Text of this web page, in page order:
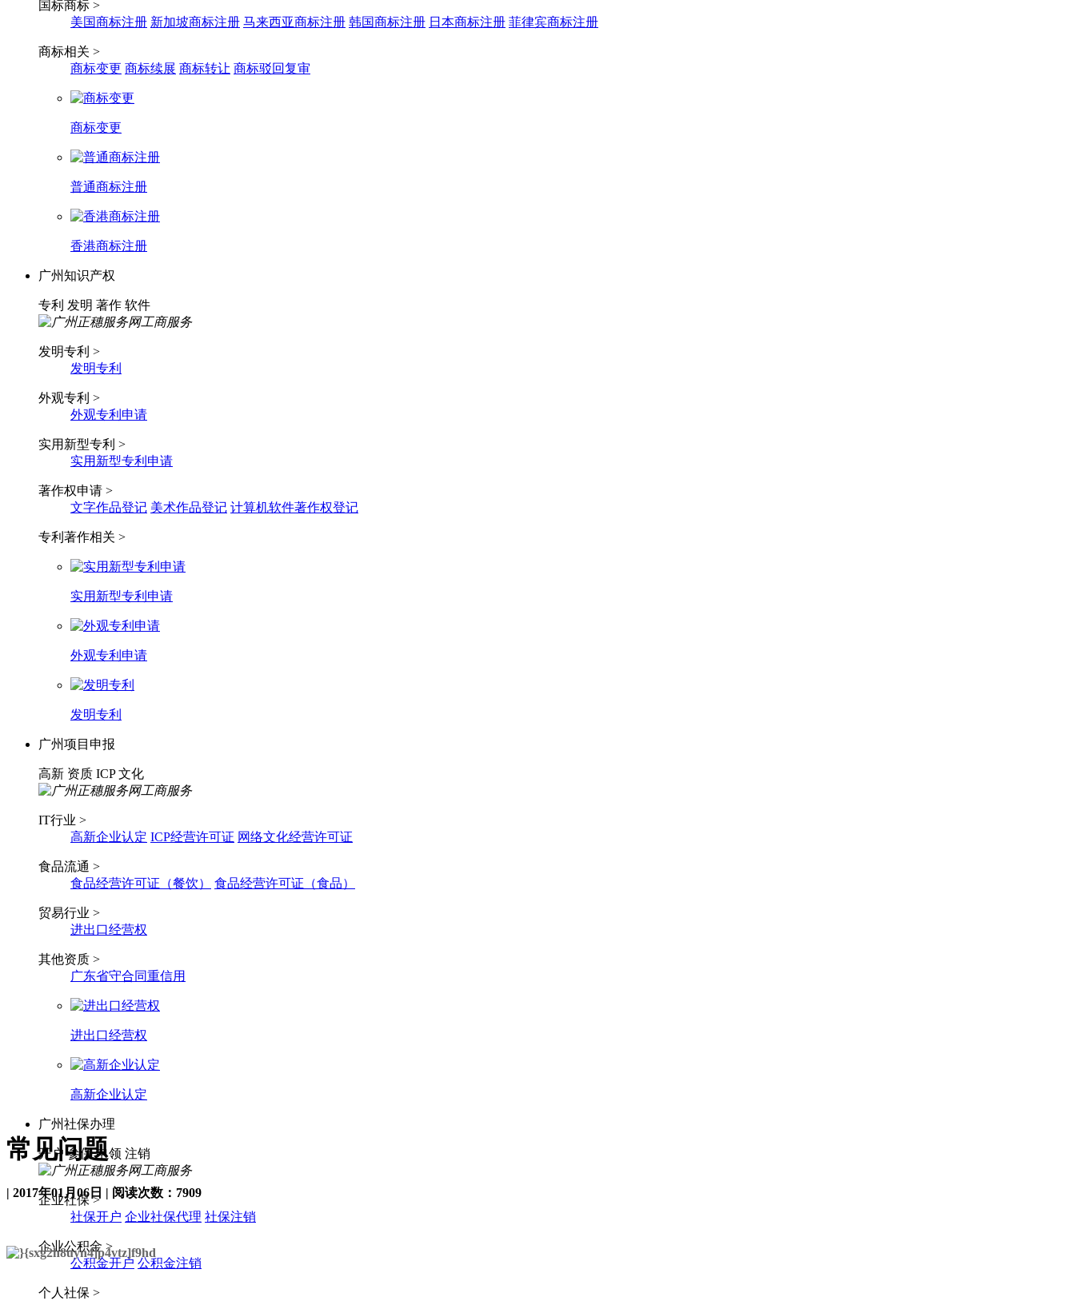
国标商标 >
美国商标注册 新加坡商标注册 马来西亚商标注册 韩国商标注册 日本商标注册 菲律宾商标注册
商标相关 >
商标变更 商标续展 商标转让 商标驳回复审
商标变更
普通商标注册
香港商标注册
广州知识产权
专利 发明 著作 软件
发明专利 >
发明专利
外观专利 >
外观专利申请
实用新型专利 >
实用新型专利申请
著作权申请 >
文字作品登记 美术作品登记 计算机软件著作权登记
专利著作相关 >
实用新型专利申请
外观专利申请
发明专利
广州项目申报
高新 资质 ICP 文化
IT行业 >
高新企业认定 ICP经营许可证 网络文化经营许可证
食品流通 >
食品经营许可证（餐饮）
食品经营许可证（食品）
贸易行业 >
进出口经营权
其他资质 >
广东省守合同重信用
进出口经营权
高新企业认定
广州社保办理
开户 参保 申领 注销
企业社保 >
社保开户 企业社保代理 社保注销
企业公积金 >
公积金开户 公积金注销
个人社保 >
常见问题
| 2017年01月06日 | 阅读次数： 7909